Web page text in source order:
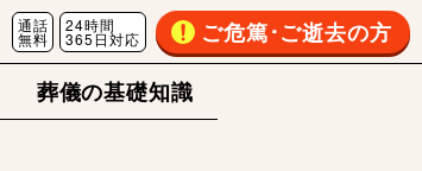
通話
無料
24時間
365日対応
ご危篤･ご逝去の方
葬儀の基礎知識